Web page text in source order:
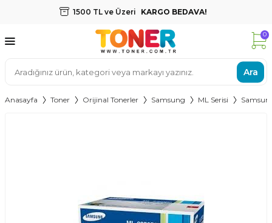
1500 TL ve Üzeri KARGO BEDAVA!
Ara
0
Anasayfa Toner Orijinal Tonerler Samsung ML Serisi